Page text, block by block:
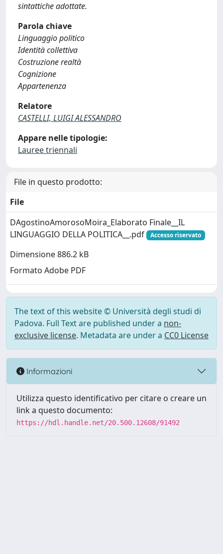
sintattiche adottate.
Parola chiave
Linguaggio politico
Identità collettiva
Costruzione realtà
Cognizione
Appartenenza
Relatore
CASTELLI, LUIGI ALESSANDRO
Appare nelle tipologie:
Lauree triennali
File in questo prodotto:
File
DAgostinoAmorosoMoira_Elaborato Finale__IL
LINGUAGGIO DELLA POLITICA__.pdf
Accesso riservato
Dimensione 886.2 kB
Formato Adobe PDF
The text of this website © Università degli studi di
Padova. Full Text are published under a non-
exclusive license. Metadata are under a CC0 License
Informazioni
Utilizza questo identificativo per citare o creare un
link a questo documento:
https://hdl.handle.net/20.500.12608/91492